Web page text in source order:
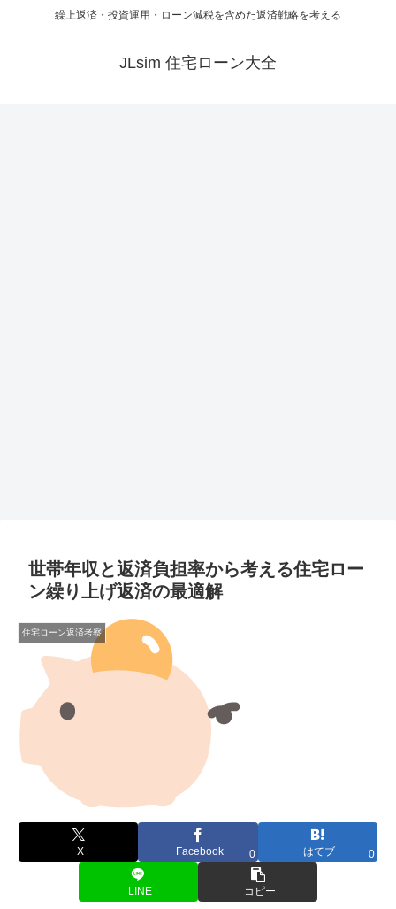
繰上返済・投資運用・ローン減税を含めた返済戦略を考える
JLsim 住宅ローン大全
世帯年収と返済負担率から考える住宅ロー
ン繰り上げ返済の最適解
住宅ローン返済考察
X Facebook 0 はてブ 0
LINE コピー